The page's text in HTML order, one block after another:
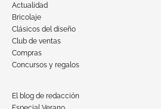
Actualidad
Bricolaje
Clásicos del diseño
Club de ventas
Compras
Concursos y regalos
El blog de redacción